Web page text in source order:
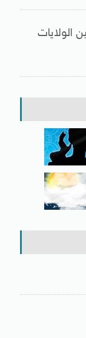
الولايات